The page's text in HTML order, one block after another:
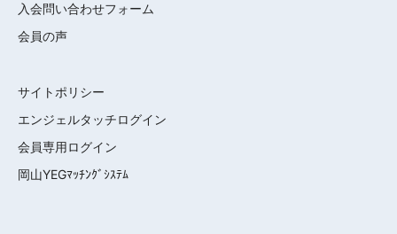
入会問い合わせフォーム
会員の声
サイトポリシー
エンジェルタッチログイン
会員専用ログイン
岡山YEGﾏｯﾁﾝｸﾞｼｽﾃﾑ